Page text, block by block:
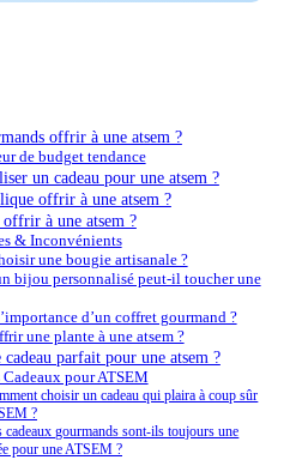
offrir à une atsem ?
de budget tendance
un cadeau pour une atsem ?
offrir à une atsem ?
à une atsem ?
& Inconvénients
une bougie artisanale ?
bijou personnalisé peut-il toucher une
d’un coffret gourmand ?
une plante à une atsem ?
parfait pour une atsem ?
Cadeaux pour ATSEM
choisir un cadeau qui plaira à coup sûr
?
cadeaux gourmands sont-ils toujours une
pour une ATSEM ?